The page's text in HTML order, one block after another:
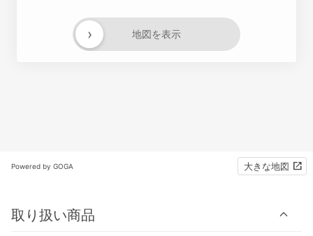
地図を表示
›
Powered by GOGA 大きな地図
取り扱い商品